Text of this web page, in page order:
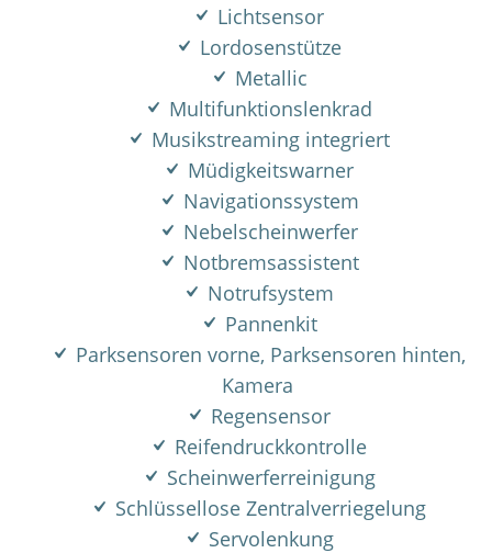
Lichtsensor
Lordosenstütze
Metallic
Multifunktionslenkrad
Musikstreaming integriert
Müdigkeitswarner
Navigationssystem
Nebelscheinwerfer
Notbremsassistent
Notrufsystem
Pannenkit
Parksensoren vorne, Parksensoren hinten,
Kamera
Regensensor
Reifendruckkontrolle
Scheinwerferreinigung
Schlüssellose Zentralverriegelung
Servolenkung